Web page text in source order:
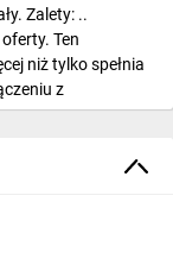
Zalety: ..
oferty. Ten
niż tylko spełnia
z
silnikowym